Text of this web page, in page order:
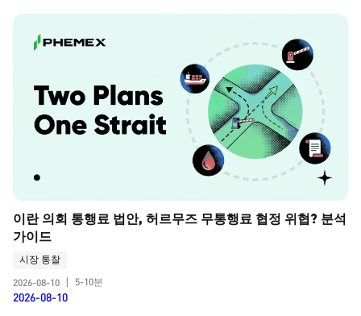
이란 의회 통행료 법안, 허르무즈 무통행료 협정 위협? 분석
가이드
시장 통찰
2026-08-10
5-10분
2026-08-10